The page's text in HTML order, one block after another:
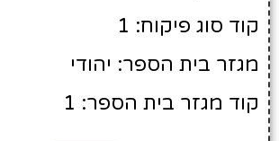
קוד סוג פיקוח: 1
מגזר בית הספר: יהודי
קוד מגזר בית הספר: 1